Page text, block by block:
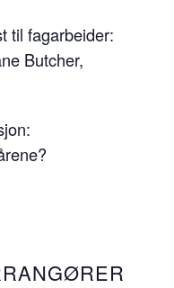
til fagarbeider:
Butcher,